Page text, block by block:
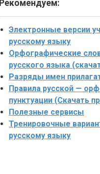
Рекомендуем:
Электронные версии
русскому языку
Орфографические
русского языка
Разряды имен
Правила русской —
пунктуации (Скачать
Полезные сервисы
Тренировочные
русскому языку